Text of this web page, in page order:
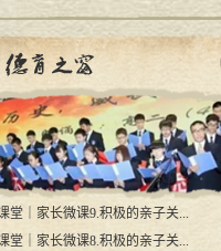
堂｜家长微课9.积极的亲子关...
堂｜家长微课8.积极的亲子关...